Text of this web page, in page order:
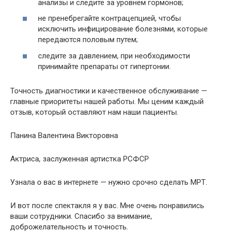
анализы и следите за уровнем гормонов;
не пренебрегайте контрацепцией, чтобы
исключить инфицирование болезнями, которые
передаются половым путем;
следите за давлением, при необходимости
принимайте препараты от гипертонии.
Точность диагностики и качественное обслуживание —
главные приоритеты нашей работы. Мы ценим каждый
отзыв, который оставляют нам наши пациенты.
Панина Валентина Викторовна
Актриса, заслуженная артистка РСФСР
Узнала о вас в интернете — нужно срочно сделать МРТ.
И вот после спектакля я у вас. Мне очень понравились
ваши сотрудники. Спасибо за внимание,
доброжелательность и точность.